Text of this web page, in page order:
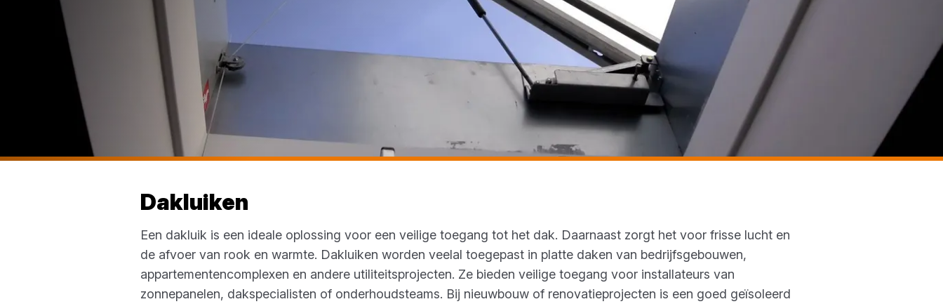
Dakluiken
Een dakluik is een ideale oplossing voor een veilige toegang tot het dak. Daarnaast zorgt het voor frisse lucht en
de afvoer van rook en warmte. Dakluiken worden veelal toegepast in platte daken van bedrijfsgebouwen,
appartementencomplexen en andere utiliteitsprojecten. Ze bieden veilige toegang voor installateurs van
zonnepanelen, dakspecialisten of onderhoudsteams. Bij nieuwbouw of renovatieprojecten is een goed geïsoleerd